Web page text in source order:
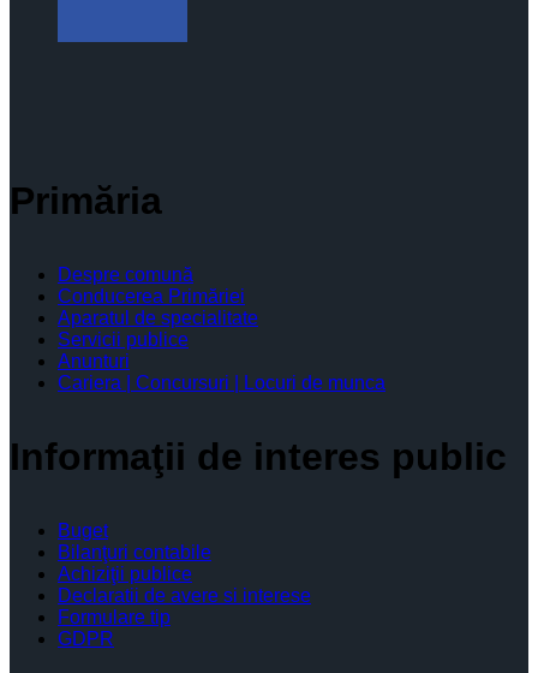
Primăria
Despre comună
Conducerea Primăriei
Aparatul de specialitate
Servicii publice
Anunturi
Cariera | Concursuri | Locuri de munca
Informaţii de interes public
Buget
Bilanţuri contabile
Achiziţii publice
Declaratii de avere si interese
Formulare tip
GDPR